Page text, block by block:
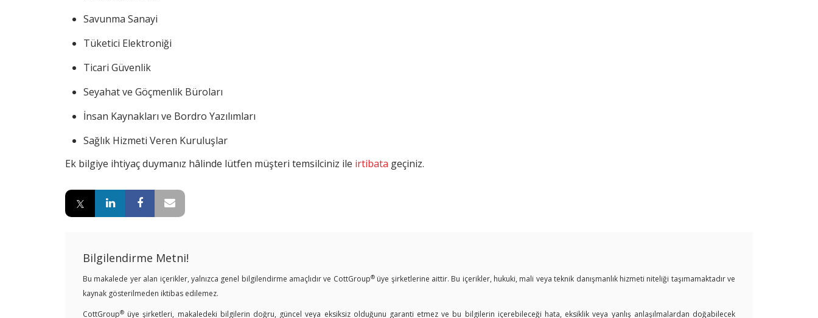
Savunma Sanayi
Tüketici Elektroniği
Ticari Güvenlik
Seyahat ve Göçmenlik Büroları
İnsan Kaynakları ve Bordro Yazılımları
Sağlık Hizmeti Veren Kuruluşlar
Ek bilgiye ihtiyaç duymanız hâlinde lütfen müşteri temsilciniz ile irtibata geçiniz.
Bilgilendirme Metni!
Bu makalede yer alan içerikler, yalnızca genel bilgilendirme amaçlıdır ve CottGroup®üye şirketlerine aittir. Bu içerikler, hukuki, mali veya teknik danışmanlık hizmeti niteliği taşımamaktadır ve
kaynak gösterilmeden iktibas edilemez.
CottGroup® üye şirketleri, makaledeki bilgilerin doğru, güncel veya eksiksiz olduğunu garanti etmez ve bu bilgilerin içerebileceği hata, eksiklik veya yanlış anlaşılmalardan doğabilecek